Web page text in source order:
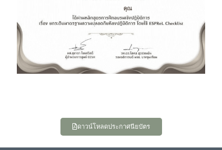
คุณ
ดาวน์โหลดประกาศนียบัตร